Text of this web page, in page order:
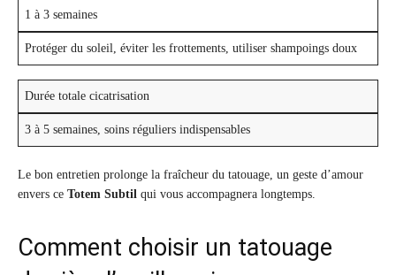
1 à 3 semaines
Protéger du soleil, éviter les frottements, utiliser shampoings doux
Durée totale cicatrisation
3 à 5 semaines, soins réguliers indispensables
Le bon entretien prolonge la fraîcheur du tatouage, un geste d’amour
envers ce Totem Subtil qui vous accompagnera longtemps.
Comment choisir un tatouage